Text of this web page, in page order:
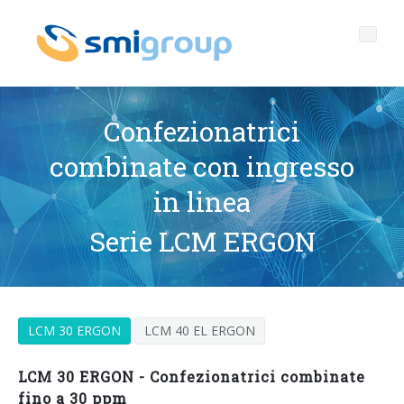
Profilo
Chi siamo
Dati chiave
Storia
Filiali
Governance
Corporate governance
Qualità, Ambiente e Sicurezza
General Data Protection Regulation
Sostenibilità
rPET
Tappi ancorati
LINEE DI IMBOTTIGLIAMENTO
Linee complete
SOFFIATRICI PER BOTTIGLIE PET/ rPET
After sales
Portale Smyzone
Media center
Confezionatrici
combinate con ingresso
in linea
Serie LCM ERGON
LCM 30 ERGON LCM 40 EL ERGON
LCM 30 ERGON - Confezionatrici combinate
fino a 30 ppm